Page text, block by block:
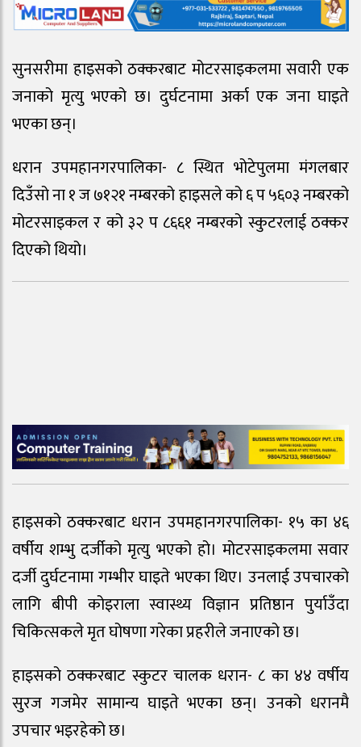
सुनसरीमा हाइसको ठक्करबाट मोटरसाइकलमा सवारी एक
जनाको मृत्यु भएको छ। दुर्घटनामा अर्का एक जना घाइते
भएका छन्।
धरान उपमहानगरपालिका- ८ स्थित भोटेपुलमा मंगलबार
दिउँसो ना १ ज ७१२१ नम्बरको हाइसले को ६ प ५६०३ नम्बरको
मोटरसाइकल र को ३२ प ८६६१ नम्बरको स्कुटरलाई ठक्कर
दिएको थियो।
हाइसको ठक्करबाट धरान उपमहानगरपालिका- १५ का ४६
वर्षीय शम्भु दर्जीको मृत्यु भएको हो। मोटरसाइकलमा सवार
दर्जी दुर्घटनामा गम्भीर घाइते भएका थिए। उनलाई उपचारको
लागि बीपी कोइराला स्वास्थ्य विज्ञान प्रतिष्ठान पुर्याउँदा
चिकित्सकले मृत घोषणा गरेका प्रहरीले जनाएको छ।
हाइसको ठक्करबाट स्कुटर चालक धरान- ८ का ४४ वर्षीय
सुरज गजमेर सामान्य घाइते भएका छन्। उनको धरानमै
उपचार भइरहेको छ।